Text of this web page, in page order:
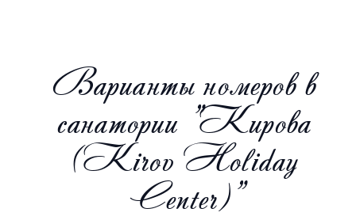
Варианты номеров в
санатории "Кирова
(Kirov Holiday
Center)"